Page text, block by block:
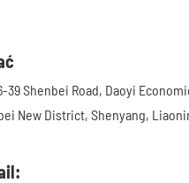
39 Shenbei Road, Daoyi
New District, Shenyang,